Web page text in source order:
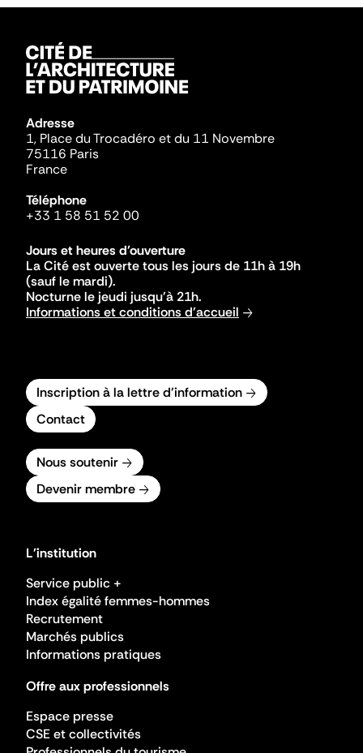
Adresse
1, Place du Trocadéro et du 11 Novembre
75116 Paris
France
Téléphone
+33 1 58 51 52 00
Jours et heures d'ouverture
La Cité est ouverte tous les jours de 11h à 19h
(sauf le mardi).
Nocturne le jeudi jusqu'à 21h.
Informations et conditions d'accueil
Inscription à la lettre d'information
Contact
Nous soutenir
Devenir membre
L'institution
Service public +
Index égalité femmes-hommes
Recrutement
Marchés publics
Informations pratiques
Offre aux professionnels
Espace presse
CSE et collectivités